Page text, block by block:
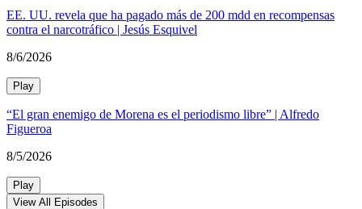
EE. UU. revela que ha pagado más de 200 mdd en recompensas
contra el narcotráfico | Jesús Esquivel
8/6/2026
Play
“El gran enemigo de Morena es el periodismo libre” | Alfredo
Figueroa
8/5/2026
Play
View All Episodes